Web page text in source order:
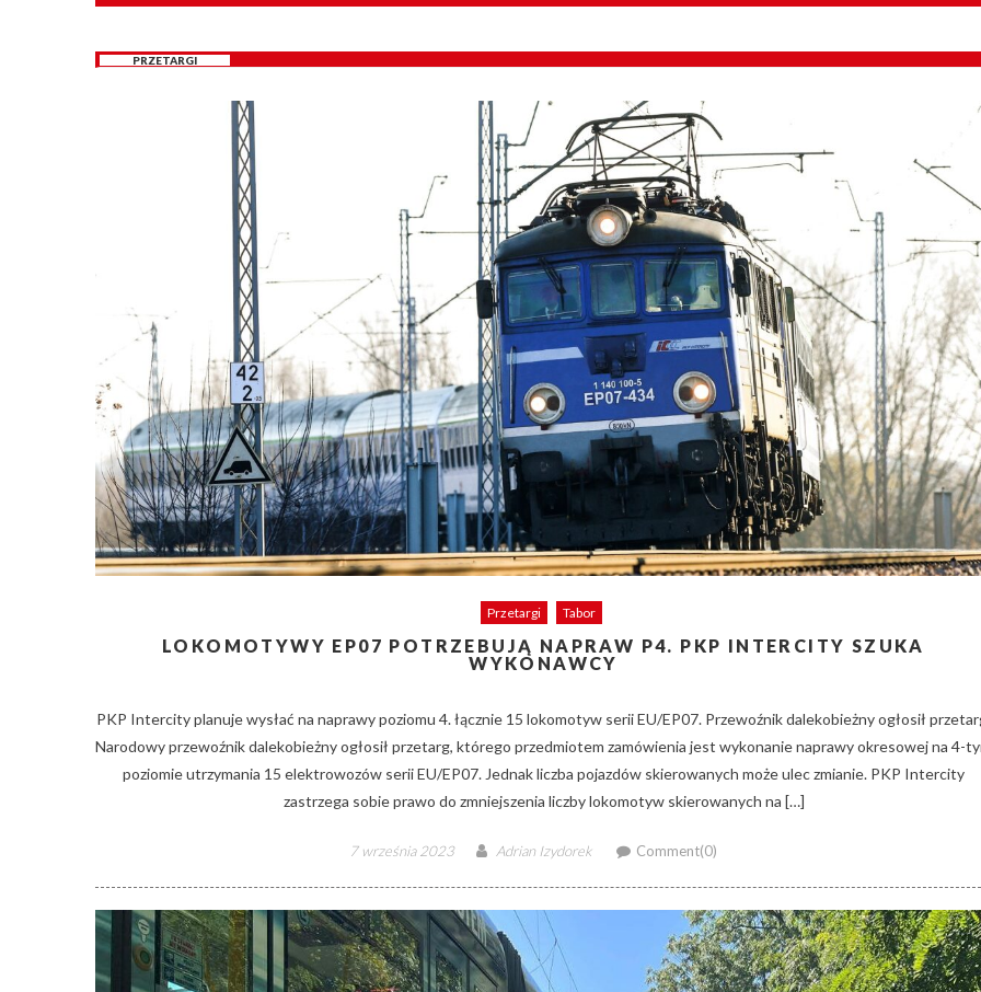
PRZETARGI
Przetargi Tabor
LOKOMOTYWY EP07 POTRZEBUJĄ NAPRAW P4. PKP INTERCITY SZUKA
WYKONAWCY
PKP Intercity planuje wysłać na naprawy poziomu 4. łącznie 15 lokomotyw serii EU/EP07. Przewoźnik dalekobieżny ogłosił
Narodowy przewoźnik dalekobieżny ogłosił przetarg, którego przedmiotem zamówienia jest wykonanie naprawy okresowej na 4-
poziomie utrzymania 15 elektrowozów serii EU/EP07. Jednak liczba pojazdów skierowanych może ulec zmianie. PKP Intercity
zastrzega sobie prawo do zmniejszenia liczby lokomotyw skierowanych na […]
Posted
7 września 2023 Author
Adrian Izydorek Comment(0)